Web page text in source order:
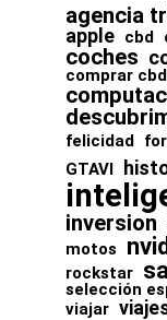
agencia
apple cbd
coches
comprar
felicidad
GTAVI
inversion
motos
rockstar
selección
viajar